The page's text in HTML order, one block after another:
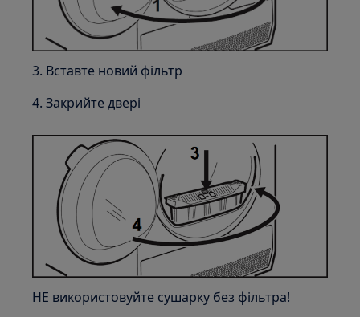
3. Вставте новий фільтр
4. Закрийте двері
НЕ використовуйте сушарку без фільтра!